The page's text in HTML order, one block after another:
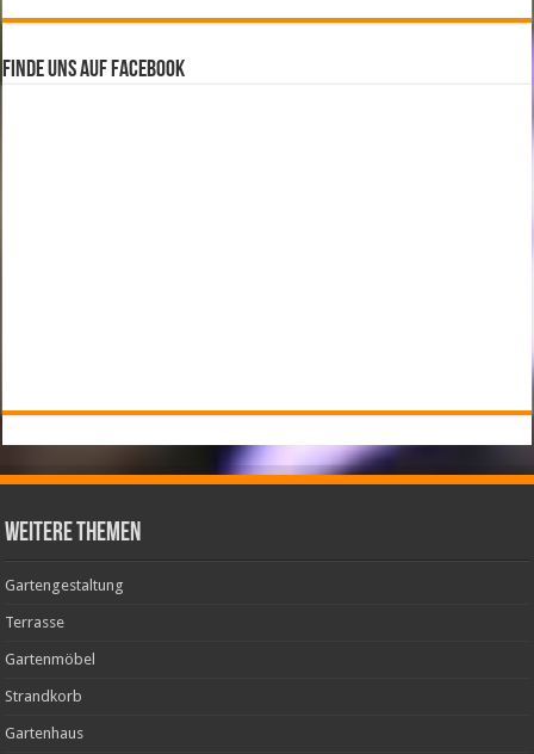
Finde uns auf Facebook
weitere Themen
Gartengestaltung
Terrasse
Gartenmöbel
Strandkorb
Gartenhaus